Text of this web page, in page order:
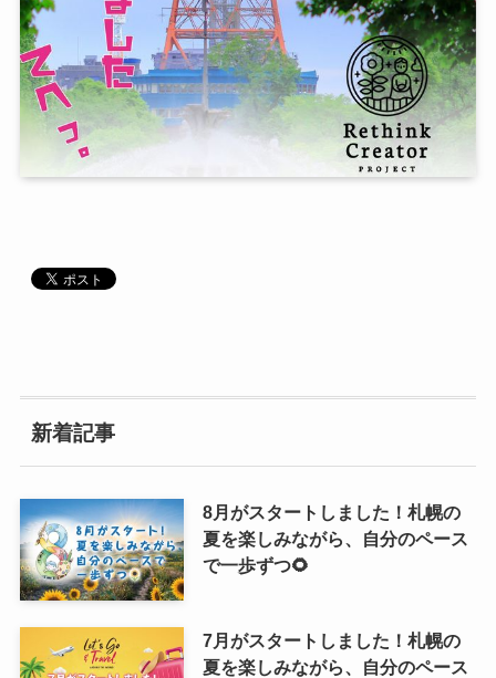
新着記事
8月がスタートしました！札幌の
夏を楽しみながら、自分のペース
で一歩ずつ🌻
7月がスタートしました！札幌の
夏を楽しみながら、自分のペース